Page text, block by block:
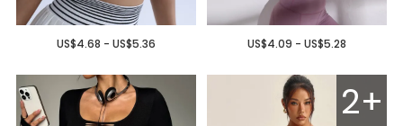
US$4.09 - US$5.28
US$4.68 - US$5.36
2+